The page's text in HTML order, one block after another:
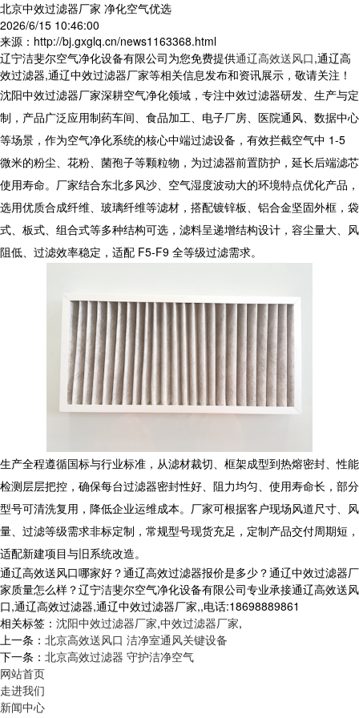
北京中效过滤器厂家 净化空气优选
2026/6/15 10:46:00
来源：http://bj.gxglq.cn/news1163368.html
辽宁洁斐尔空气净化设备有限公司为您免费提供通辽高效送风口,通辽高
效过滤器,通辽中效过滤器厂家等相关信息发布和资讯展示，敬请关注！
沈阳中效过滤器厂家深耕空气净化领域，专注中效过滤器研发、生产与定
制，产品广泛应用制药车间、食品加工、电子厂房、医院通风、数据中心
等场景，作为空气净化系统的核心中端过滤设备，有效拦截空气中 1-5
微米的粉尘、花粉、菌孢子等颗粒物，为过滤器前置防护，延长后端滤芯
使用寿命。厂家结合东北多风沙、空气湿度波动大的环境特点优化产品，
选用优质合成纤维、玻璃纤维等滤材，搭配镀锌板、铝合金坚固外框，袋
式、板式、组合式等多种结构可选，滤料呈递增结构设计，容尘量大、风
阻低、过滤效率稳定，适配 F5-F9 全等级过滤需求。
生产全程遵循国标与行业标准，从滤材裁切、框架成型到热熔密封、性能
检测层层把控，确保每台过滤器密封性好、阻力均匀、使用寿命长，部分
型号可清洗复用，降低企业运维成本。厂家可根据客户现场风道尺寸、风
量、过滤等级需求非标定制，常规型号现货充足，定制产品交付周期短，
适配新建项目与旧系统改造。
通辽高效送风口哪家好？通辽高效过滤器报价是多少？通辽中效过滤器厂
家质量怎么样？辽宁洁斐尔空气净化设备有限公司专业承接通辽高效送风
口,通辽高效过滤器,通辽中效过滤器厂家,,电话:18698889861
相关标签： 沈阳中效过滤器厂家,中效过滤器厂家,
上一条： 北京高效送风口 洁净室通风关键设备
下一条： 北京高效过滤器 守护洁净空气
网站首页
走进我们
新闻中心